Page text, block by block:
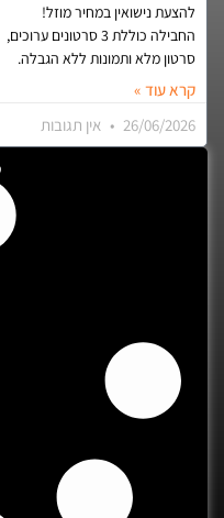
להצעת נישואין במחיר מוזל!
החבילה כוללת 3 סרטונים ערוכים,
סרטון מלא ותמונות ללא הגבלה.
קרא עוד »
26/06/2026
אין תגובות